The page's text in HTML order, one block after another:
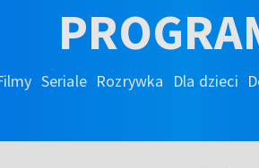
Seriale Rozrywka Dla dzieci